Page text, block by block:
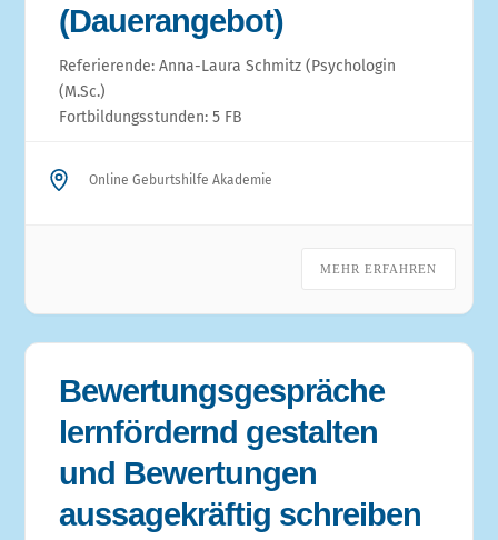
(Dauerangebot)
Referierende: Anna-Laura Schmitz (Psychologin
(M.Sc.)
Fortbildungsstunden: 5 FB
Online Geburtshilfe Akademie
MEHR ERFAHREN
Bewertungsgespräche
lernfördernd gestalten
und Bewertungen
aussagekräftig schreiben